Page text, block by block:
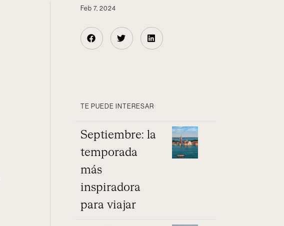
Feb 7, 2024
TE PUEDE INTERESAR
Septiembre: la
temporada
más
inspiradora
para viajar